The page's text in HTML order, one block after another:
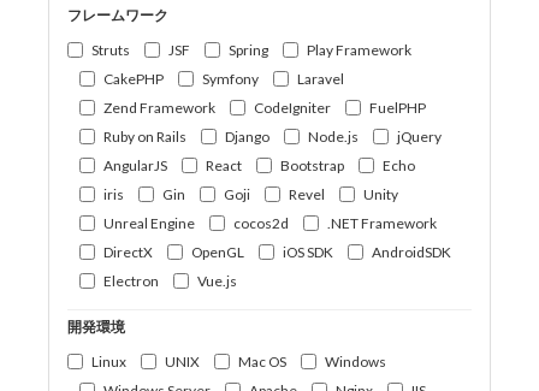
フレームワーク
Struts
JSF Spring
Play Framework
CakePHP
Symfony
Laravel
Zend Framework
CodeIgniter
FuelPHP
Ruby on Rails
Django Node.js
jQuery
AngularJS
React Bootstrap
Echo
iris
Gin Goji Revel
Unity
Unreal Engine
cocos2d
.NET Framework
DirectX
OpenGL iOS SDK
AndroidSDK
Electron
Vue.js
開発環境
Linux
UNIX Mac OS
Windows